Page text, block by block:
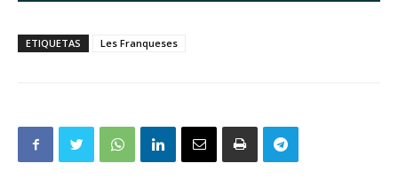
ETIQUETAS Les Franqueses